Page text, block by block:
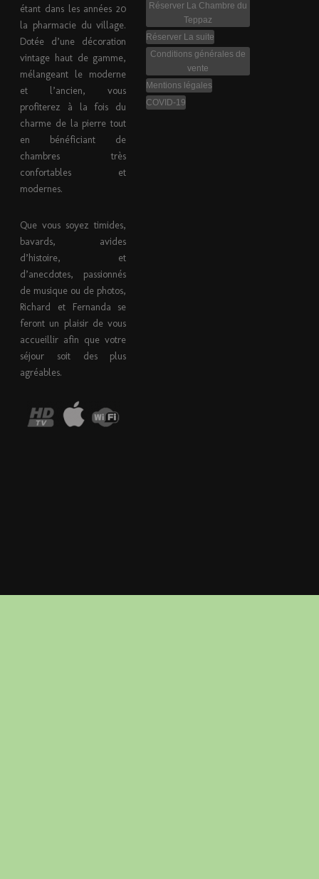
étant dans les années 20
la pharmacie du village.
Dotée d’une décoration
vintage haut de gamme,
mélangeant le moderne
et l’ancien, vous
profiterez à la fois du
charme de la pierre tout
en bénéficiant de
chambres très
confortables et
modernes.
Que vous soyez timides,
bavards, avides
d’histoire, et
d’anecdotes, passionnés
de musique ou de photos,
Richard et Fernanda se
feront un plaisir de vous
accueillir afin que votre
séjour soit des plus
agréables.
Réserver La Chambre du
Teppaz
Réserver La suite
Conditions générales de
vente
Mentions légales
COVID-19